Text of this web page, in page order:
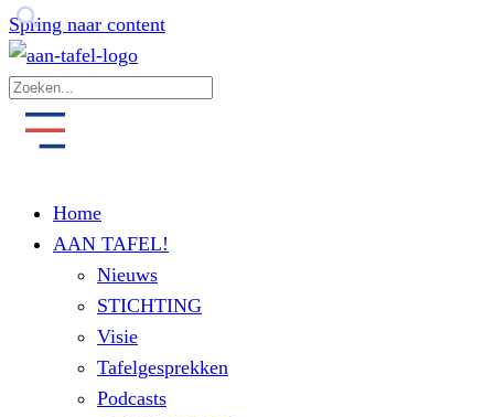
Spring naar content
Home
AAN TAFEL!
Nieuws
STICHTING
Visie
Tafelgesprekken
Podcasts